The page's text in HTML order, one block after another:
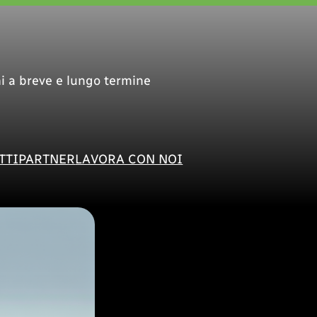
a breve e lungo termine
PARTNERLAVORA CON NOI